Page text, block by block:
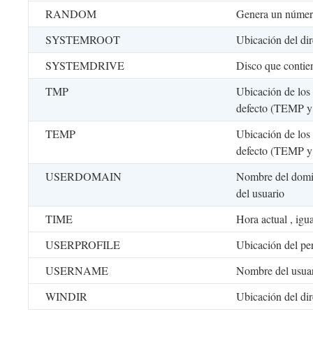
RANDOM
Genera un
SYSTEMROOT
Ubicación del
SYSTEMDRIVE
Disco que
TMP
Ubicación de
defecto (TEMP
TEMP
Ubicación de
defecto (TEMP
USERDOMAIN
Nombre del
del usuario
TIME
Hora actual ,
USERPROFILE
Ubicación del
USERNAME
Nombre del
WINDIR
Ubicación del